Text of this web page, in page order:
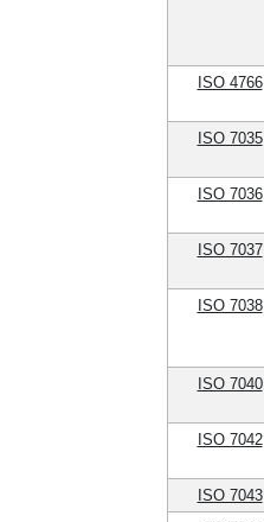
ISO 4766
ISO 7035
ISO 7036
ISO 7037
ISO 7038
ISO 7040
ISO 7042
ISO 7043